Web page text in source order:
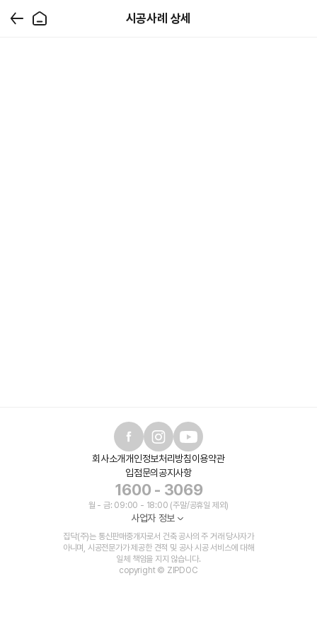
시공사례 상세
회사소개개인정보처리방침이용약관
입점문의 공지사항
1600 - 3069
월 - 금: 09:00 - 18:00 (주말/공휴일 제외)
사업자 정보
집닥(주)는 통신판매중개자로서 건축 공사의 주 거래 당사자가
아니며, 시공전문가가 제공한 견적 및 공사 시공 서비스에 대해
일체 책임을 지지 않습니다.
copyright © ZIPDOC